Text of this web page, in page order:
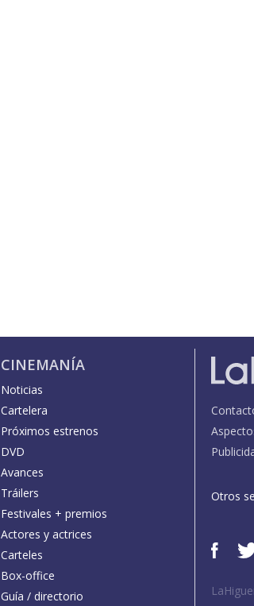
CINEMANÍA
Noticias
Cartelera
Próximos estrenos
DVD
Avances
Tráilers
Festivales + premios
Actores y actrices
Carteles
Box-office
Guía / directorio
Otros